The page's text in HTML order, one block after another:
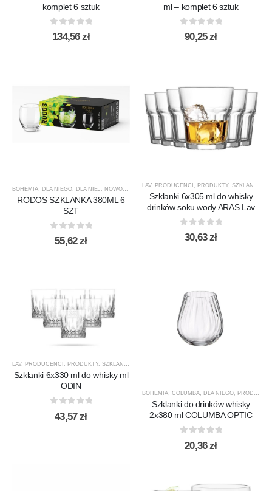
komplet 6 sztuk
0out of 5
134,56zł
ml – komplet 6 sztuk
out of 5
90,25zł
BOHEMIA, DLA NIEGO, DLA NIEJ , NOWOŚCI PREZENTY,PRODUCENCI,PRODUKTY,
RODOS SZKLANKA 380ML 6
SZT
out of 5
55,62zł
LAV, PRODUCENCI PRODUKTY, SZKLANKI
Szklanki 6x305 ml do whisky
drinków soku wody ARAS Lav
out of 5
30,63zł
LAV, PRODUCENCI , PRODUKTY, SZKLANKI
Szklanki 6x330 ml do whisky ml
ODIN
out of 5
43,57zł
BOHEMIA, COLUMBA, DLA NIEGO, PRODUCENCI
Szklanki do drinków whisky
2x380 ml COLUMBA OPTIC
out of 5
20,36zł